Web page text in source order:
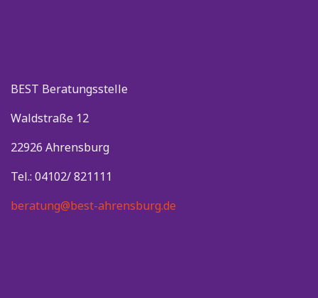
BEST Beratungsstelle
Waldstraße 12
22926 Ahrensburg
Tel.: 04102/ 821111
beratung@best-ahrensburg.de